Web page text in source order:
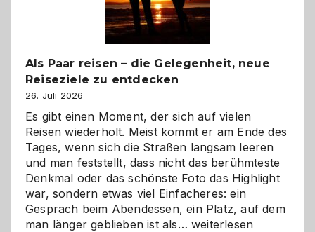
Als Paar reisen – die Gelegenheit, neue
Reiseziele zu entdecken
26. Juli 2026
Es gibt einen Moment, der sich auf vielen
Reisen wiederholt. Meist kommt er am Ende des
Tages, wenn sich die Straßen langsam leeren
und man feststellt, dass nicht das berühmteste
Denkmal oder das schönste Foto das Highlight
war, sondern etwas viel Einfacheres: ein
Gespräch beim Abendessen, ein Platz, auf dem
man länger geblieben ist als… Als
weiterlesen